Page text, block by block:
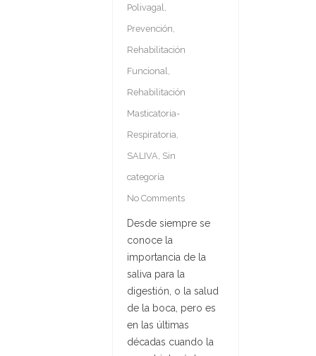
Polivagal
Prevención
Rehabilitación
Funcional
Rehabilitación
Masticatoria-
Respiratoria
SALIVA Sin
categoría
No Comments
Desde siempre se
conoce la
importancia de la
saliva para la
digestión, o la salud
de la boca, pero es
en las últimas
décadas cuando la